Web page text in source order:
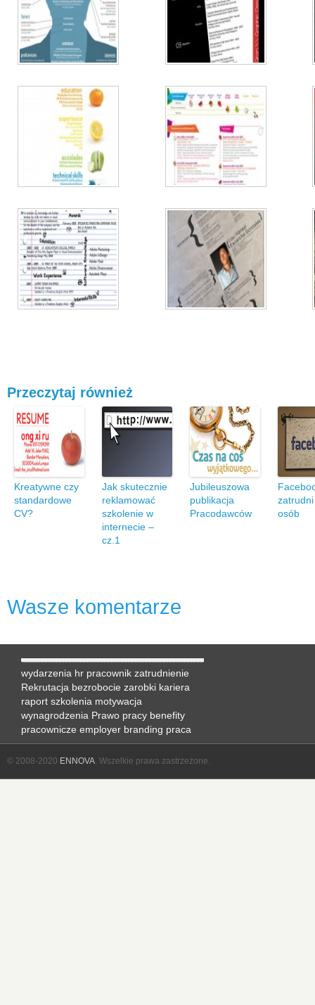
Przeczytaj również
Kreatywne czy
standardowe
CV?
Jak skutecznie
reklamować
szkolenie w
internecie –
cz.1
Jubileuszowa
publikacja
Pracodawców
osób
Wasze komentarze
wydarzenia hr pracownik zatrudnienie
Rekrutacja bezrobocie zarobki kariera
raport szkolenia motywacja
wynagrodzenia Prawo pracy benefity
pracownicze employer branding praca
© 2008-2020 ENNOVA. Wszelkie prawa zastrzeżone.